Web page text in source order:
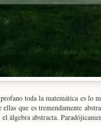
toda la matemática es lo
ellas que es tremendamente
el álgebra abstracta.